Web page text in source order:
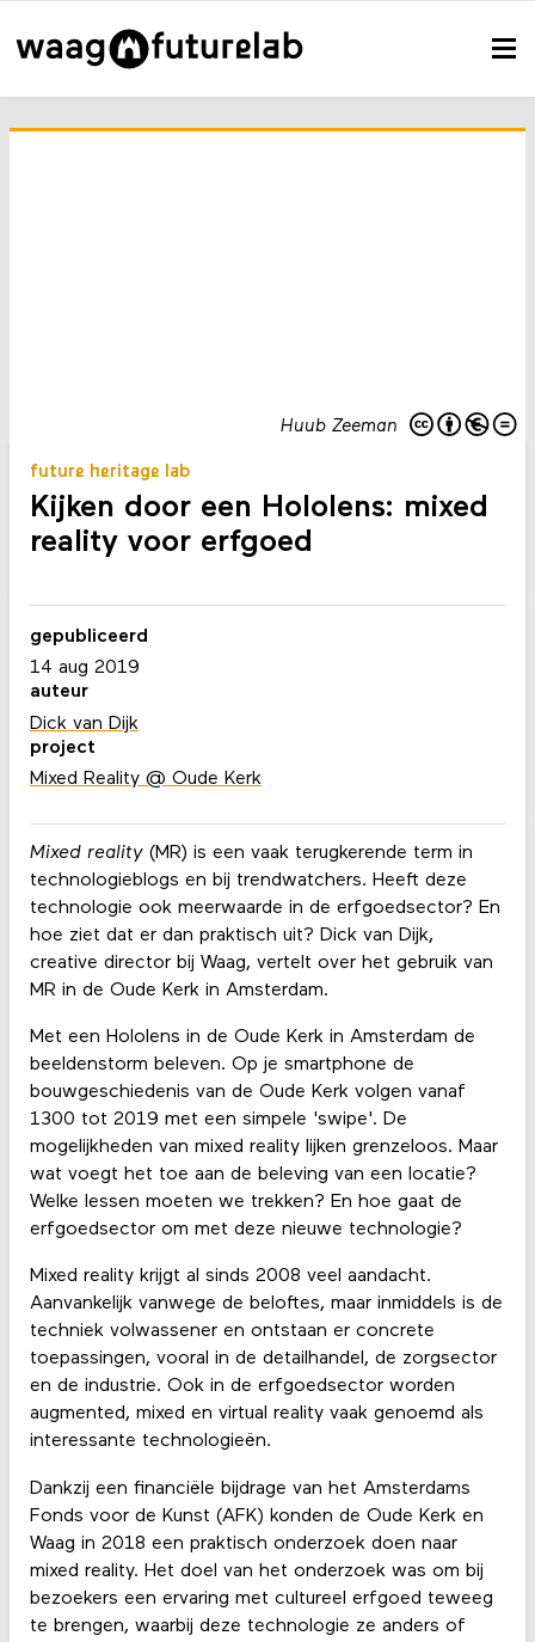
Huub Zeeman
future heritage lab
Kijken door een Hololens: mixed
reality voor erfgoed
Mixed reality(MR) is een vaak terugkerende term in
technologieblogs en bij trendwatchers. Heeft deze
technologie ook meerwaarde in de erfgoedsector? En
hoe ziet dat er dan praktisch uit? Dick van Dijk,
creative director bij Waag, vertelt over het gebruik van
MR in de Oude Kerk in Amsterdam.
Met een Hololens in de Oude Kerk in Amsterdam de
beeldenstorm beleven. Op je smartphone de
bouwgeschiedenis van de Oude Kerk volgen vanaf
1300 tot 2019 met een simpele 'swipe'. De
mogelijkheden van mixed reality lijken grenzeloos. Maar
wat voegt het toe aan de beleving van een locatie?
Welke lessen moeten we trekken? En hoe gaat de
erfgoedsector om met deze nieuwe technologie?
Mixed reality krijgt al sinds 2008 veel aandacht.
Aanvankelijk vanwege de beloftes, maar inmiddels is de
techniek volwassener en ontstaan er concrete
toepassingen, vooral in de detailhandel, de zorgsector
en de industrie. Ook in de erfgoedsector worden
augmented, mixed en virtual reality vaak genoemd als
interessante technologieën.
Dankzij een financiële bijdrage van het Amsterdams
Fonds voor de Kunst (AFK) konden de Oude Kerk en
Waag in 2018 een praktisch onderzoek doen naar
mixed reality. Het doel van het onderzoek was om bij
bezoekers een ervaring met cultureel erfgoed teweeg
te brengen, waarbij deze technologie ze anders of
gepubliceerd
14 aug 2019
auteur
Dick van Dijk
project
Mixed Reality @ Oude Kerk